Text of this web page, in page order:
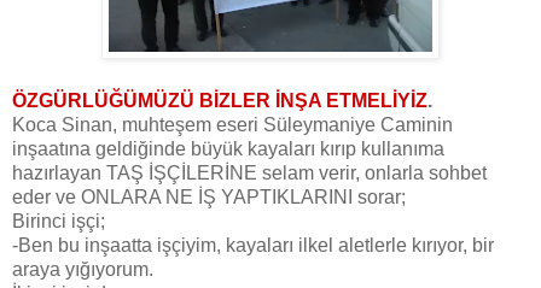
ÖZGÜRLÜĞÜMÜZÜ BİZLER İNŞA ETMELİYİZ.
Koca Sinan, muhteşem eseri Süleymaniye Caminin
inşaatına geldiğinde büyük kayaları kırıp kullanıma
hazırlayan TAŞ İŞÇİLERİNE selam verir, onlarla sohbet
eder ve ONLARA NE İŞ YAPTIKLARINI sorar;
Birinci işçi;
-Ben bu inşaatta işçiyim, kayaları ilkel aletlerle kırıyor, bir
araya yığıyorum.